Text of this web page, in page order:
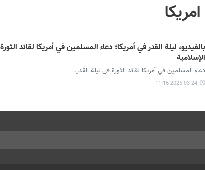
بالفيديو، ليلة القدر في أمريكا؛ دعاء المسلمين في أمريكا لقائد الثورة
الإسلامية
دعاء المسلمين في أمريكا لقائد الثورة في ليلة القدر.
2025-03-24 11:16